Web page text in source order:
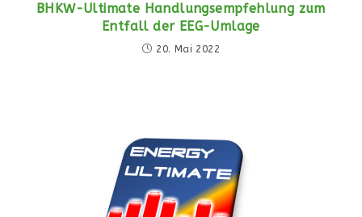
BHKW-Ultimate Handlungsempfehlung zum
Entfall der EEG-Umlage
20. Mai 2022